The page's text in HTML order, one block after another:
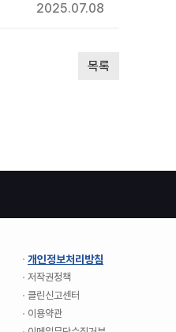
2025.07.08
목록
개인정보처리방침
저작권정책
클린신고센터
이용약관